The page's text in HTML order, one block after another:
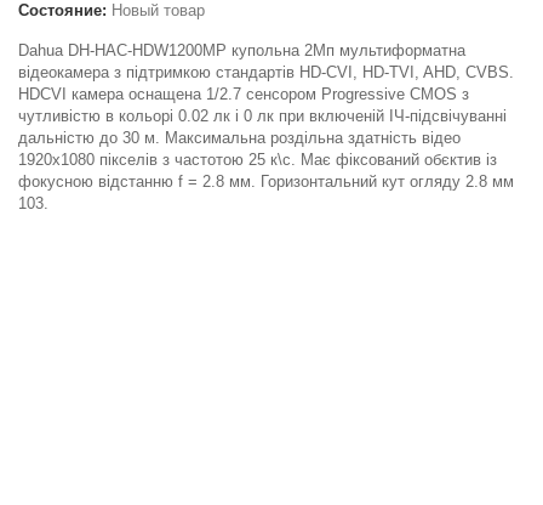
Состояние: Новый товар
Dahua DH-HAC-HDW1200MP купольна 2Мп мультиформатна
відеокамера з підтримкою стандартів HD-CVI, HD-TVI, AHD, CVBS.
HDCVI камера оснащена 1/2.7 сенсором Progressive CMOS з
чутливістю в кольорі 0.02 лк і 0 лк при включеній ІЧ-підсвічуванні
дальністю до 30 м. Максимальна роздільна здатність відео
1920x1080 пікселів з частотою 25 к\с. Має фіксований обєктив із
фокусною відстанню f = 2.8 мм. Горизонтальний кут огляду 2.8 мм
103.